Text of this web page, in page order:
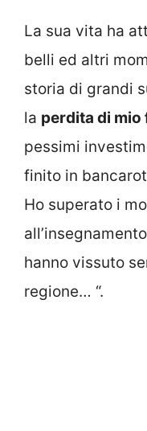
La sua vita ha
belli ed altri
storia di grandi
la perdita di mio
pessimi
finito in
Ho superato i
hanno vissuto
regione… “.